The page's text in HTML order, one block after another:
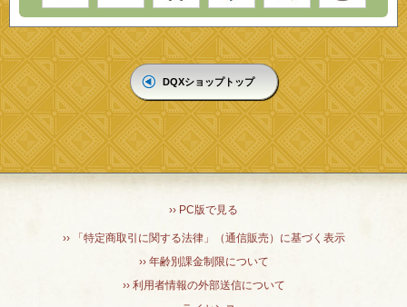
DQXショップトップ
›› PC版で見る
›› 「特定商取引に関する法律」（通信販売）に基づく表示
›› 年齢別課金制限について
›› 利用者情報の外部送信について